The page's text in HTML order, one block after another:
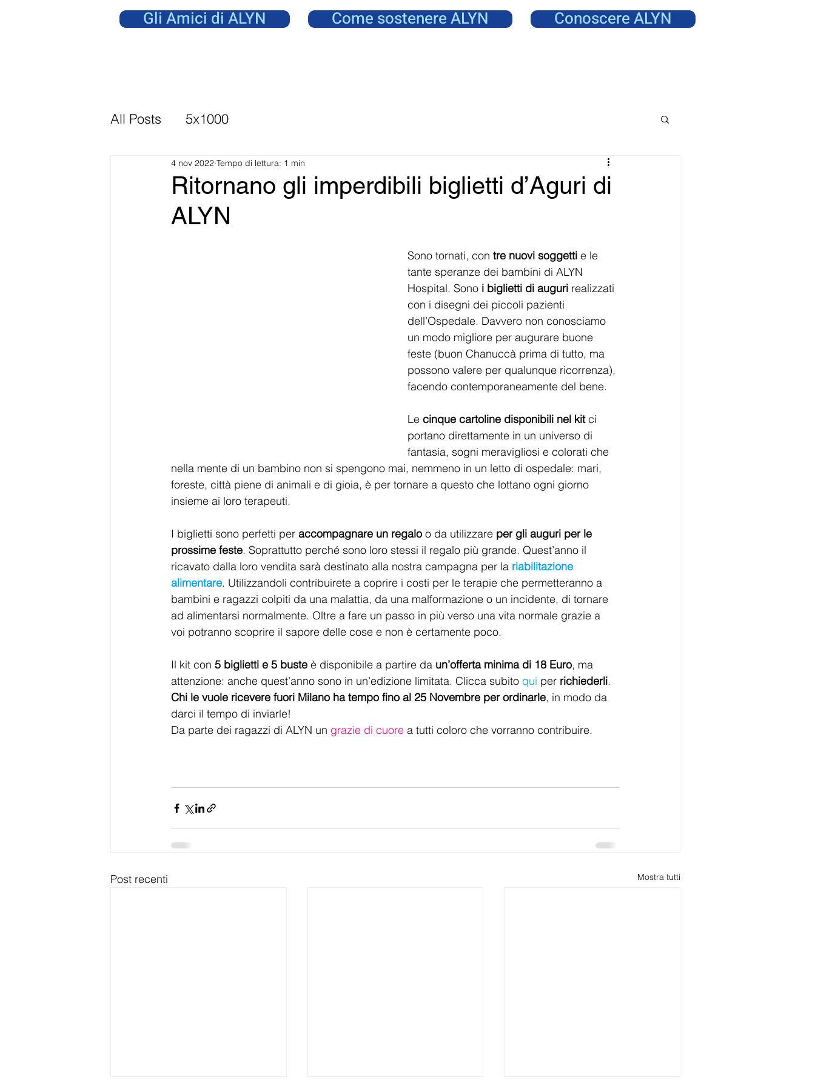
Gli Amici di ALYN Come sostenere ALYN Conoscere ALYN
All Posts 5x1000
Ritornano gli imperdibili biglietti d’Aguri di
ALYN
4 nov 2022 Tempo di lettura: 1 min
Sono tornati, con tre nuovi soggetti e le
tante speranze dei bambini di ALYN
Hospital. Sono i biglietti di auguri realizzati
con i disegni dei piccoli pazienti
dell’Ospedale. Davvero non conosciamo
un modo migliore per augurare buone
feste (buon Chanuccà prima di tutto, ma
possono valere per qualunque ricorrenza),
facendo contemporaneamente del bene.
Le cinque cartoline disponibili nel kit ci
portano direttamente in un universo di
fantasia, sogni meravigliosi e colorati che
nella mente di un bambino non si spengono mai, nemmeno in un letto di ospedale: mari,
foreste, città piene di animali e di gioia, è per tornare a questo che lottano ogni giorno
insieme ai loro terapeuti.
I biglietti sono perfetti per accompagnare un regalo o da utilizzare per gli auguri per le
prossime feste. Soprattutto perché sono loro stessi il regalo più grande. Quest’anno il
ricavato dalla loro vendita sarà destinato alla nostra campagna per la riabilitazione
alimentare. Utilizzandoli contribuirete a coprire i costi per le terapie che permetteranno a
bambini e ragazzi colpiti da una malattia, da una malformazione o un incidente, di tornare
ad alimentarsi normalmente. Oltre a fare un passo in più verso una vita normale grazie a
voi potranno scoprire il sapore delle cose e non è certamente poco.
Il kit con 5 biglietti e 5 buste è disponibile a partire da un’offerta minima di 18 Euro, ma
attenzione: anche quest’anno sono in un’edizione limitata. Clicca subito qui per richiederli.
Chi le vuole ricevere fuori Milano ha tempo fino al 25 Novembre per ordinarle, in modo da
darci il tempo di inviarle!
Da parte dei ragazzi di ALYN un grazie di cuore a tutti coloro che vorranno contribuire.
Post recenti Mostra tutti